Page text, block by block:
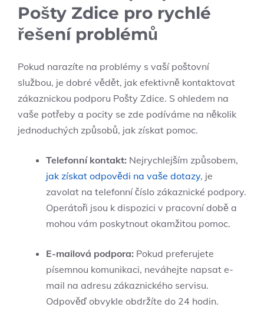
Pošty Zdice pro rychlé
řešení problémů
Pokud narazíte na problémy s vaší poštovní
službou, je dobré vědět, jak efektivně kontaktovat
zákaznickou podporu Pošty Zdice. S ohledem na
vaše potřeby a pocity se zde podíváme na několik
jednoduchých způsobů, jak získat pomoc.
Telefonní kontakt: Nejrychlejším způsobem,
jak získat odpovědi na vaše dotazy, je
zavolat na telefonní číslo zákaznické podpory.
Operátoři jsou k dispozici v pracovní době a
mohou vám poskytnout okamžitou pomoc.
E-mailová podpora: Pokud preferujete
písemnou komunikaci, neváhejte napsat e-
mail na adresu zákaznického servisu.
Odpověď obvykle obdržíte do 24 hodin.